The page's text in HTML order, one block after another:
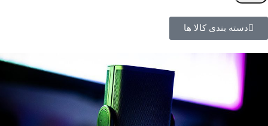
دسته بندی کالا ها